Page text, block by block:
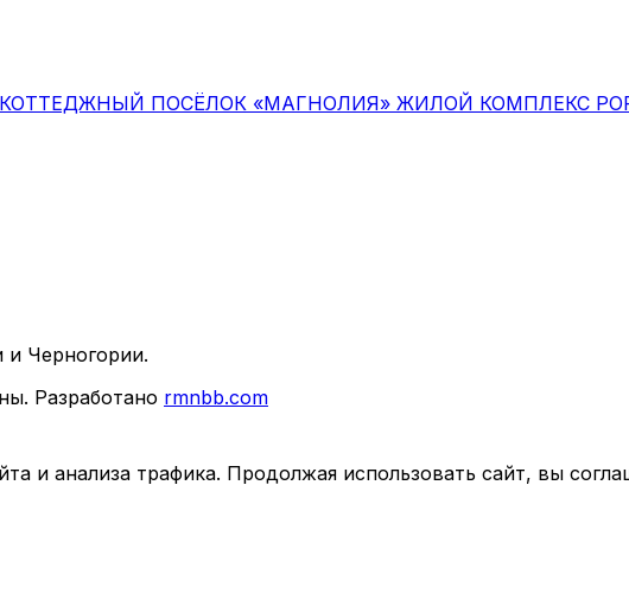
КОТТЕДЖНЫЙ ПОСЁЛОК «МАГНОЛИЯ» ЖИЛОЙ КОМПЛЕКС
Черногории.
Разработано rmnbb.com
и анализа трафика. Продолжая использовать сайт, вы